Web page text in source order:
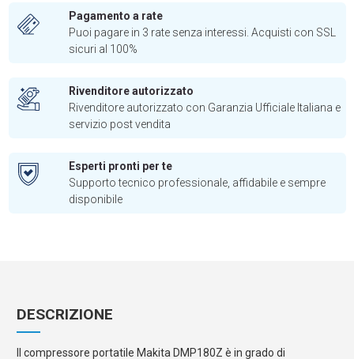
Pagamento a rate
Puoi pagare in 3 rate senza interessi. Acquisti con SSL
sicuri al 100%
Rivenditore autorizzato
Rivenditore autorizzato con Garanzia Ufficiale Italiana e
servizio post vendita
Esperti pronti per te
Supporto tecnico professionale, affidabile e sempre
disponibile
DESCRIZIONE
Il compressore portatile Makita DMP180Z è in grado di